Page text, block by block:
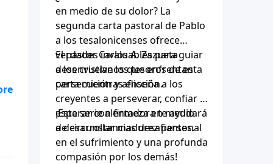
en medio de su dolor? La
segunda carta pastoral de Pablo
a los tesalonicenses ofrece
verdades invaluables para guiar
a los cristianos que enfrentan
persecución y aflicción.
El pastor Carlos A. Zazueta
desenvuelve los tesoros de esta
carta mientras enseña a los
creyentes a perseverar, confiar y
esperar con firmeza en medio
de circunstancias desafiantes.
¡Esta serie alentadora te ayudará
a desarrollar madurez personal
en el sufrimiento y una profunda
compasión por los demás!